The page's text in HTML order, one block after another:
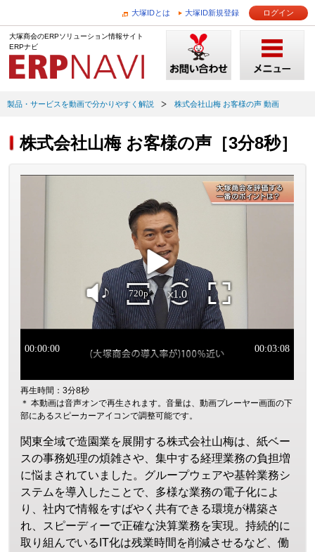
大塚IDとは 大塚ID新規登録 ログイン
大塚商会のERPソリューション情報サイト
ERPナビ
製品・サービスを動画で分かりやすく解説 株式会社山梅 お客様の声 動画
株式会社山梅 お客様の声［3分8秒］
再生時間：3分8秒
＊ 本動画は音声オンで再生されます。音量は、動画プレーヤー画面の下
部にあるスピーカーアイコンで調整可能です。
関東全域で造園業を展開する株式会社山梅は、紙ベー
スの事務処理の煩雑さや、集中する経理業務の負担増
に悩まされていました。グループウェアや基幹業務シ
ステムを導入したことで、多様な業務の電子化によ
り、社内で情報をすばやく共有できる環境が構築さ
れ、スピーディーで正確な決算業務を実現。持続的に
取り組んでいるIT化は残業時間を削減させるなど、働